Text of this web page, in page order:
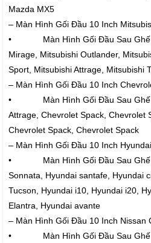
Mazda MX5
– Màn Hình Gối Đầu 10 Inch
• Màn Hình Gối Đầu Sau Ghế
Mirage, Mitsubishi Outlander,
Sport, Mitsubishi Attrage, Mitsubishi
– Màn Hình Gối Đầu 10 Inch
• Màn Hình Gối Đầu Sau Ghế
Attrage, Chevrolet Spack, Chevrolet
Chevrolet Spack, Chevrolet Spack
– Màn Hình Gối Đầu 10 Inch
• Màn Hình Gối Đầu Sau Ghế
Sonnata, Hyundai santafe, Hyundai
Tucson, Hyundai i10, Hyundai i20,
Elantra, Hyundai avante
– Màn Hình Gối Đầu 10 Inch Nissan
• Màn Hình Gối Đầu Sau Ghế